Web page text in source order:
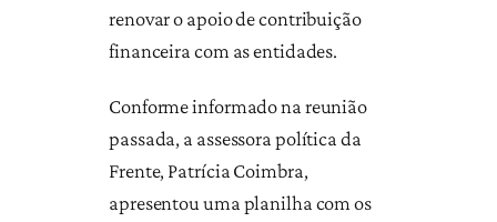
renovar o apoio de contribuição
financeira com as entidades.
Conforme informado na reunião
passada, a assessora política da
Frente, Patrícia Coimbra,
apresentou uma planilha com os